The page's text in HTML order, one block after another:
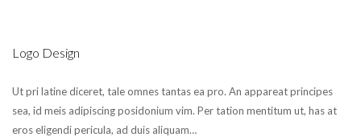
Logo Design
Ut pri latine diceret, tale omnes tantas ea pro. An appareat principes
sea, id meis adipiscing posidonium vim. Per tation mentitum ut, has at
eros eligendi pericula, ad duis aliquam…